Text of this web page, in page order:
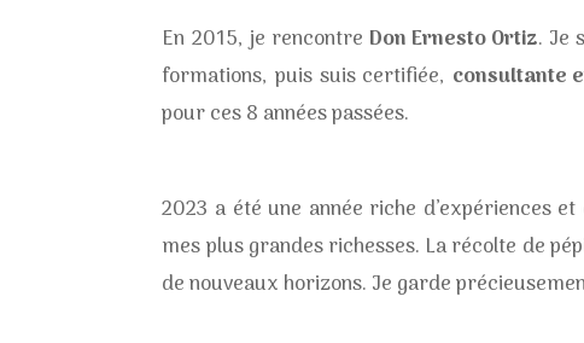
En 2015, je rencontre Don Ernesto Ortiz. Je
formations, puis suis certifiée, consultante
pour ces 8 années passées.
2023 a été une année riche d’expériences
mes plus grandes richesses. La récolte de
de nouveaux horizons. Je garde